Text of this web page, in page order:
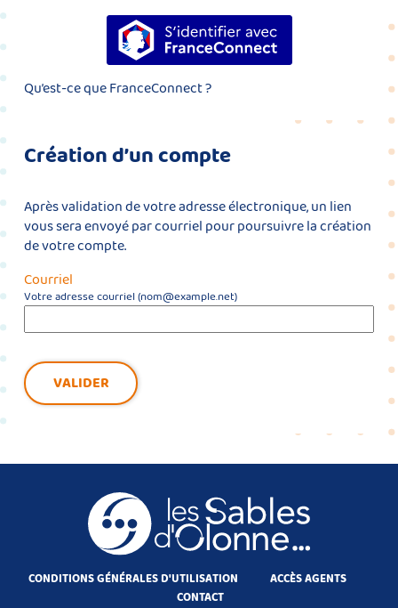
S’identifier avec FranceConnect
Qu’est-ce que FranceConnect ?
Création d’un compte
Après validation de votre adresse électronique, un lien
vous sera envoyé par courriel pour poursuivre la création
de votre compte.
Courriel
Votre adresse courriel (nom@example.net)
VALIDER
CONDITIONS GÉNÉRALES D'UTILISATION
ACCÈS AGENTS
CONTACT